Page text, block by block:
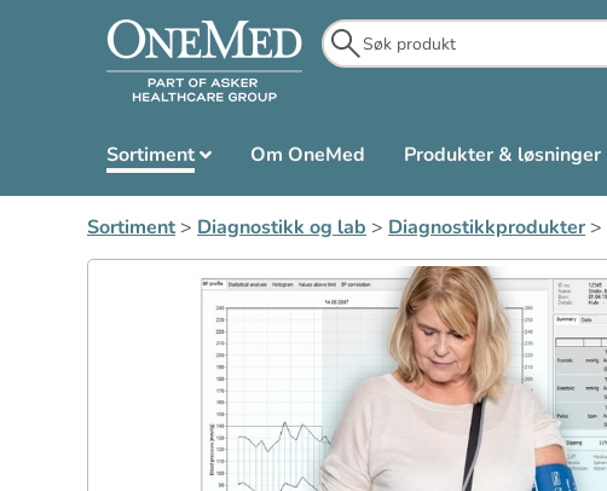
Sortiment Om OneMed Produkter & løsninger
Sortiment> Diagnostikk og lab > Diagnostikkprodukter>